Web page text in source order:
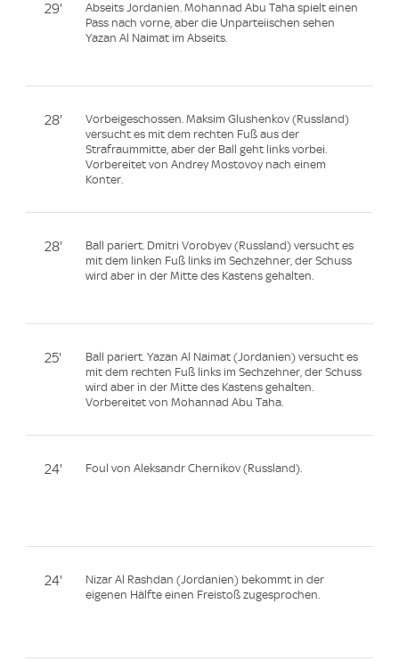
29'
Abseits Jordanien. Mohannad Abu Taha spielt einen
Pass nach vorne, aber die Unparteiischen sehen
Yazan Al Naimat im Abseits.
28'
Vorbeigeschossen. Maksim Glushenkov (Russland)
versucht es mit dem rechten Fuß aus der
Strafraummitte, aber der Ball geht links vorbei.
Vorbereitet von Andrey Mostovoy nach einem
Konter.
28'
Ball pariert. Dmitri Vorobyev (Russland) versucht es
mit dem linken Fuß links im Sechzehner, der Schuss
wird aber in der Mitte des Kastens gehalten.
25'
Ball pariert. Yazan Al Naimat (Jordanien) versucht es
mit dem rechten Fuß links im Sechzehner, der Schuss
wird aber in der Mitte des Kastens gehalten.
Vorbereitet von Mohannad Abu Taha.
24' Foul von Aleksandr Chernikov (Russland).
24'
Nizar Al Rashdan (Jordanien) bekommt in der
eigenen Hälfte einen Freistoß zugesprochen.